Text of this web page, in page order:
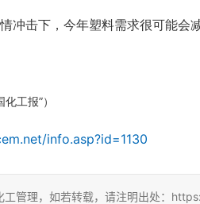
冲击下，今年塑料需求很可能会
化工报”）
info.asp?id=1130
工管理，如若转载，请注明出处：